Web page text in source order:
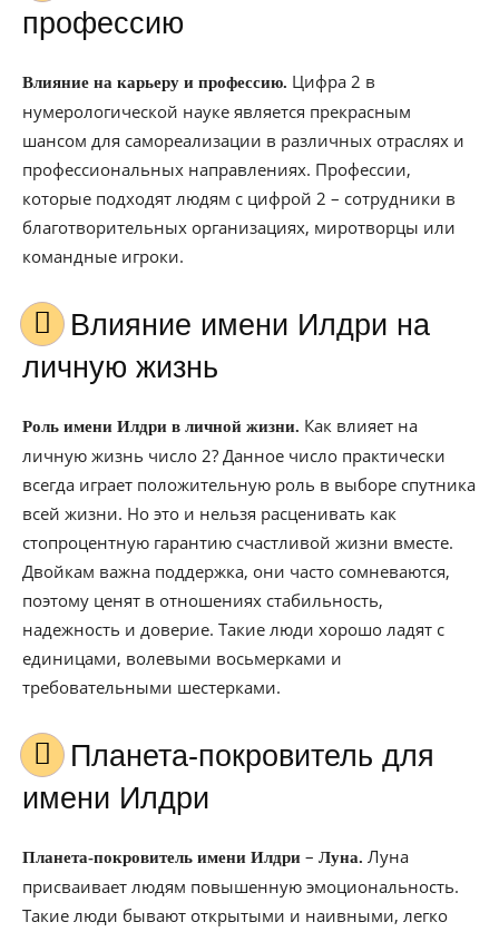
профессию
Влияние на карьеру и профессию. Цифра 2 в
нумерологической науке является прекрасным
шансом для самореализации в различных отраслях и
профессиональных направлениях. Профессии,
которые подходят людям с цифрой 2 – сотрудники в
благотворительных организациях, миротворцы или
командные игроки.
Влияние имени Илдри на
личную жизнь
Роль имени Илдри в личной жизни. Как влияет на
личную жизнь число 2? Данное число практически
всегда играет положительную роль в выборе спутника
всей жизни. Но это и нельзя расценивать как
стопроцентную гарантию счастливой жизни вместе.
Двойкам важна поддержка, они часто сомневаются,
поэтому ценят в отношениях стабильность,
надежность и доверие. Такие люди хорошо ладят с
единицами, волевыми восьмерками и
требовательными шестерками.
Планета-покровитель для
имени Илдри
Планета-покровитель имени Илдри – Луна. Луна
присваивает людям повышенную эмоциональность.
Такие люди бывают открытыми и наивными, легко